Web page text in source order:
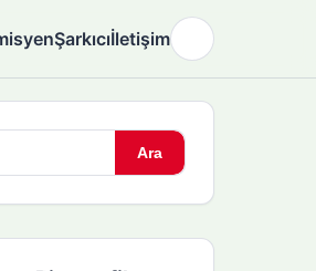
Şarkıcıİletişim
Ara